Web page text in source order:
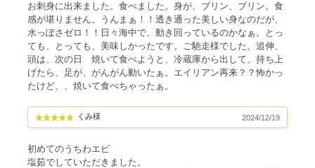
お刺身に出来ました。食べました。身が、ブリン、ブリン。食
感が堪りません。うんまぁ！！透き通った美しい身なのだが、
水っぽさゼロ！！日々海中で、動き回っているのかなぁ。とっ
ても、とっても、美味しかったです。ご馳走様でした。追伸、
頭は、次の日 焼いて食べようと、冷蔵庫から出して、持ち上
げたら、足が、がんがん動いたぁ。エイリアン再来？？怖かっ
たけど、、焼いて食べちゃったぁ。
くみ様 2024/12/19
初めてのうちわエビ
塩茹でしていただきました。